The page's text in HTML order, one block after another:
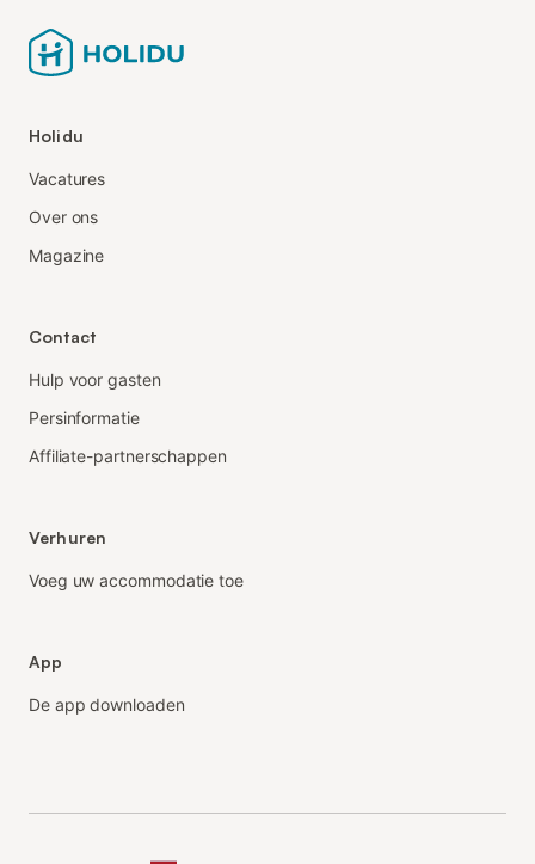
Holidu
Vacatures
Over ons
Magazine
Contact
Hulp voor gasten
Persinformatie
Affiliate-partnerschappen
Verhuren
Voeg uw accommodatie toe
App
De app downloaden